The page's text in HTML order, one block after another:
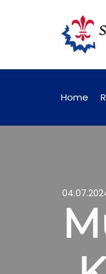
künftig online
Home